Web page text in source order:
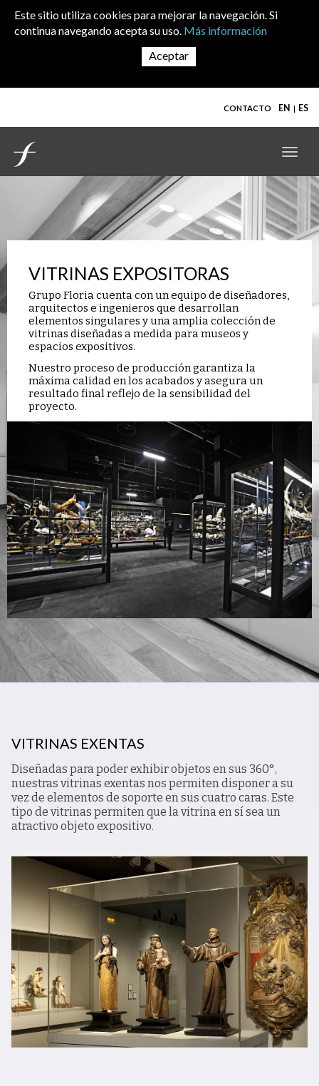
Este sitio utiliza cookies para mejorar la navegación. Si
continua navegando acepta su uso. Más información
EN ES
CONTACTO
VITRINAS EXPOSITORAS
Grupo Floria cuenta con un equipo de diseñadores,
arquitectos e ingenieros que desarrollan
elementos singulares y una amplia colección de
vitrinas diseñadas a medida para museos y
espacios expositivos.
Nuestro proceso de producción garantiza la
máxima calidad en los acabados y asegura un
resultado final reflejo de la sensibilidad del
proyecto.
VITRINAS EXENTAS
Diseñadas para poder exhibir objetos en sus 360°,
nuestras vitrinas exentas nos permiten disponer a su
vez de elementos de soporte en sus cuatro caras. Este
tipo de vitrinas permiten que la vitrina en sí sea un
atractivo objeto expositivo.